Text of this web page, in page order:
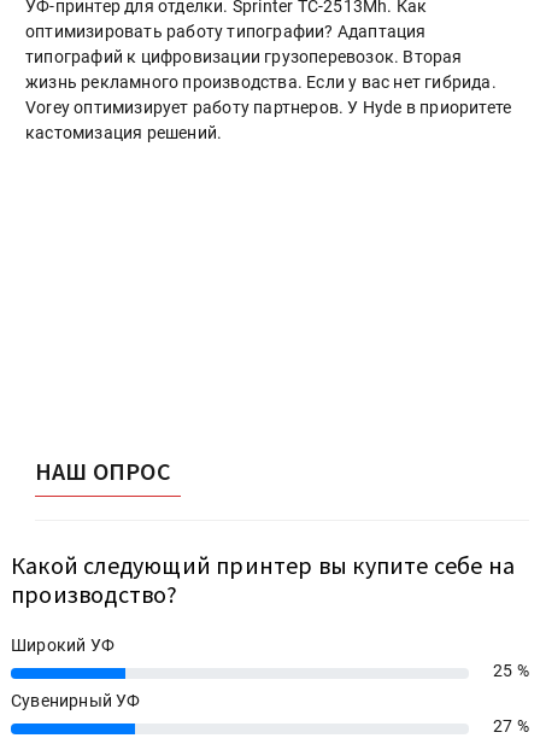
УФ-принтер для отделки. Sprinter ТС-2513Mh. Как
оптимизировать работу типографии? Адаптация
типографий к цифровизации грузоперевозок. Вторая
жизнь рекламного производства. Если у вас нет гибрида.
Vorey оптимизирует работу партнеров. У Hyde в приоритете
кастомизация решений.
НАШ ОПРОС
Какой следующий принтер вы купите себе на
производство?
Широкий УФ
25%
25 %
Сувенирный УФ
27%
27 %